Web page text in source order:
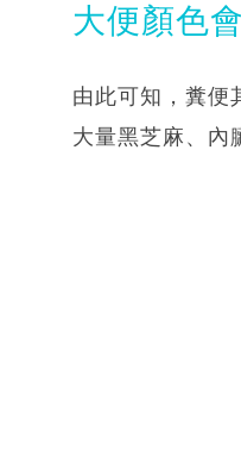
大便顏色
由此可知，糞便
大量黑芝麻、內